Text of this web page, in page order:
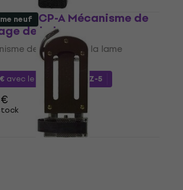
SPPCP-A Mécanisme de
de la lame
de réglage de la lame
avec le code MUZMUZ-5
neuf